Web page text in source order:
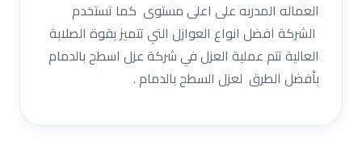
العماله المدربه على اعلى مستوى كما تستخدم
الشركة افضل انواع العوازل التي تتميز بقوة الصلابة
العالية تتم عملية العزل في شركة عزل اسطح بالدمام
بأفضل الطرق لعزل السطح بالدمام .